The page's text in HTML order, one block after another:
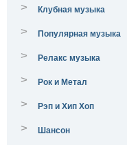
> Клубная музыка
> Популярная музыка
> Релакс музыка
> Рок и Метал
> Рэп и Хип Хоп
> Шансон